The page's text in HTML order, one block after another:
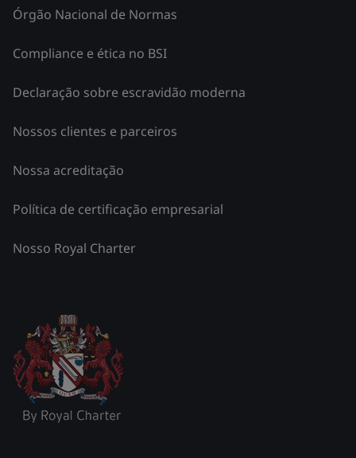
Órgão Nacional de Normas
Compliance e ética no BSI
Declaração sobre escravidão moderna
Nossos clientes e parceiros
Nossa acreditação
Política de certificação empresarial
Nosso Royal Charter